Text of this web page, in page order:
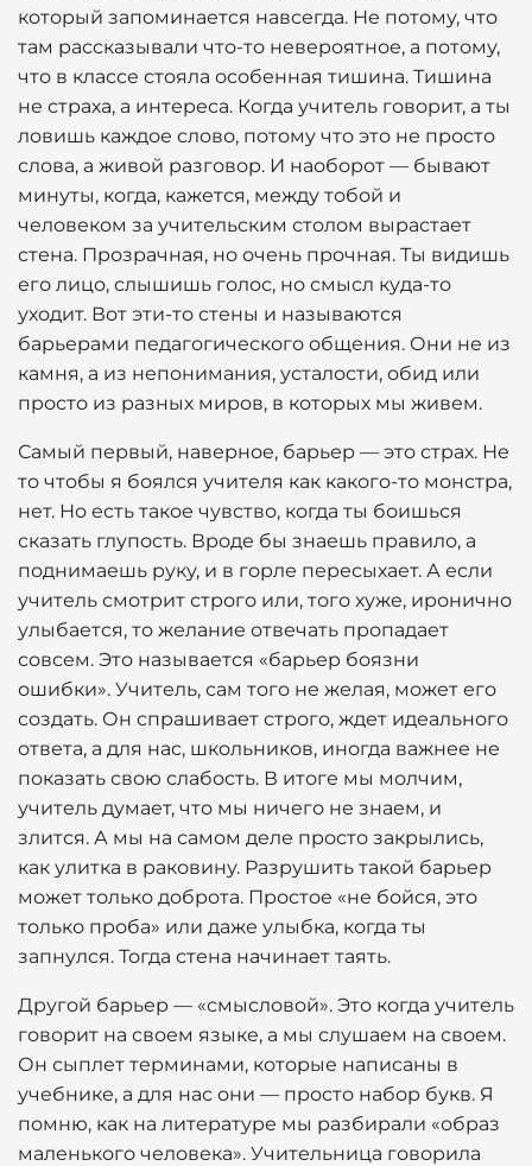
который запоминается навсегда. Не потому, что
там рассказывали что-то невероятное, а потому,
что в классе стояла особенная тишина. Тишина
не страха, а интереса. Когда учитель говорит, а ты
ловишь каждое слово, потому что это не просто
слова, а живой разговор. И наоборот — бывают
минуты, когда, кажется, между тобой и
человеком за учительским столом вырастает
стена. Прозрачная, но очень прочная. Ты видишь
его лицо, слышишь голос, но смысл куда-то
уходит. Вот эти-то стены и называются
барьерами педагогического общения. Они не из
камня, а из непонимания, усталости, обид или
просто из разных миров, в которых мы живем.
Самый первый, наверное, барьер — это страх. Не
то чтобы я боялся учителя как какого-то монстра,
нет. Но есть такое чувство, когда ты боишься
сказать глупость. Вроде бы знаешь правило, а
поднимаешь руку, и в горле пересыхает. А если
учитель смотрит строго или, того хуже, иронично
улыбается, то желание отвечать пропадает
совсем. Это называется «барьер боязни
ошибки». Учитель, сам того не желая, может его
создать. Он спрашивает строго, ждет идеального
ответа, а для нас, школьников, иногда важнее не
показать свою слабость. В итоге мы молчим,
учитель думает, что мы ничего не знаем, и
злится. А мы на самом деле просто закрылись,
как улитка в раковину. Разрушить такой барьер
может только доброта. Простое «не бойся, это
только проба» или даже улыбка, когда ты
запнулся. Тогда стена начинает таять.
Другой барьер — «смысловой». Это когда учитель
говорит на своем языке, а мы слушаем на своем.
Он сыплет терминами, которые написаны в
учебнике, а для нас они — просто набор букв. Я
помню, как на литературе мы разбирали «образ
маленького человека». Учительница говорила